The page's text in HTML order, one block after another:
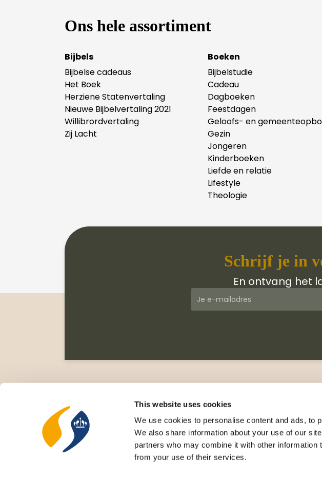
This website uses cookies
We use cookies to personalise content and ads, to
We also share information about your use of our
partners who may combine it with other information
from your use of their services.
Ons hele assortiment
Bijbels
Bijbelse cadeaus
Het Boek
Herziene Statenvertaling
Nieuwe Bijbelvertaling 2021
Willibrordvertaling
Zij Lacht
Boeken
Bijbelstudie
Cadeau
Dagboeken
Feestdagen
Geloofs- en
Gezin
Jongeren
Kinderboeken
Liefde en relatie
Lifestyle
Theologie
Schrijf je in
En ontvang het
Veelgestelde vragen
Leveringsvoorwaarden
Privacy Statement
Retourneren
Wie zijn wij
Geschiedenis
Catalogus
Nieuwsbrieven
Recensie exemplaar